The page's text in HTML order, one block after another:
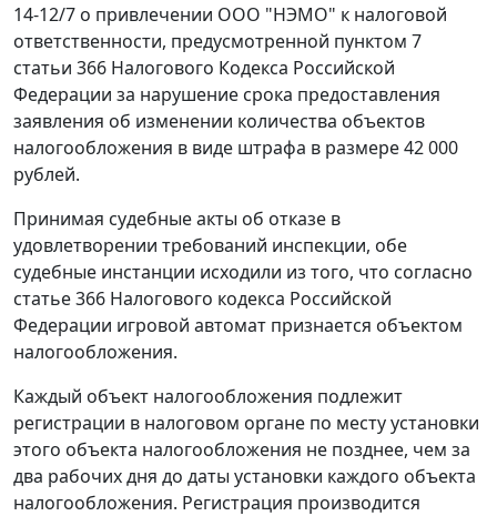
14-12/7 о привлечении ООО "НЭМО" к налоговой
ответственности, предусмотренной пунктом 7
статьи 366 Налогового Кодекса Российской
Федерации за нарушение срока предоставления
заявления об изменении количества объектов
налогообложения в виде штрафа в размере 42 000
рублей.
Принимая судебные акты об отказе в
удовлетворении требований инспекции, обе
судебные инстанции исходили из того, что согласно
статье 366 Налогового кодекса Российской
Федерации игровой автомат признается объектом
налогообложения.
Каждый объект налогообложения подлежит
регистрации в налоговом органе по месту установки
этого объекта налогообложения не позднее, чем за
два рабочих дня до даты установки каждого объекта
налогообложения. Регистрация производится